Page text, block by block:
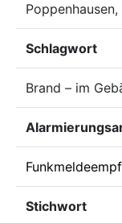
Schlagwort
Brand – im
Stichwort